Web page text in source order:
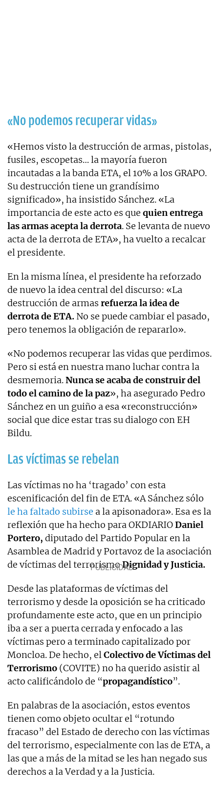
«No podemos recuperar vidas»
«Hemos visto la destrucción de armas, pistolas,
fusiles, escopetas… la mayoría fueron
incautadas a la banda ETA, el 10% a los GRAPO.
Su destrucción tiene un grandísimo
significado», ha insistido Sánchez. «La
importancia de este acto es que quien entrega
las armas acepta la derrota. Se levanta de nuevo
acta de la derrota de ETA», ha vuelto a recalcar
el presidente.
En la misma línea, el presidente ha reforzado
de nuevo la idea central del discurso: «La
destrucción de armas refuerza la idea de
derrota de ETA. No se puede cambiar el pasado,
pero tenemos la obligación de repararlo».
«No podemos recuperar las vidas que perdimos.
Pero si está en nuestra mano luchar contra la
desmemoria.Nunca se acaba de construir del
todo el camino de la paz», ha asegurado Pedro
Sánchez en un guiño a esa «reconstrucción»
social que dice estar tras su dialogo con EH
Bildu.
Las víctimas se rebelan
Las víctimas no ha ‘tragado’ con esta
escenificación del fin de ETA. «A Sánchez sólo
le ha faltado subirse a la apisonadora». Esa es la
reflexión que ha hecho para OKDIARIODaniel
Portero, diputado del Partido Popular en la
Asamblea de Madrid y Portavoz de la asociación
de víctimas del terrorismoDignidad y Justicia.
Desde las plataformas de víctimas del
terrorismo y desde la oposición se ha criticado
profundamente este acto, que en un principio
iba a ser a puerta cerrada y enfocado a las
víctimas pero a terminado capitalizado por
Moncloa. De hecho, elColectivo de Víctimas del
Terrorismo (COVITE) no ha querido asistir al
acto calificándolo de “propagandístico”.
En palabras de la asociación, estos eventos
tienen como objeto ocultar el “rotundo
fracaso” del Estado de derecho con las víctimas
del terrorismo, especialmente con las de ETA, a
las que a más de la mitad se les han negado sus
derechos a la Verdad y a la Justicia.